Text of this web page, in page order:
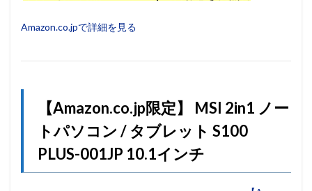
Amazon.co.jpで詳細を見る
【Amazon.co.jp限定】 MSI 2in1 ノー
トパソコン / タブレット S100
PLUS-001JP 10.1インチ